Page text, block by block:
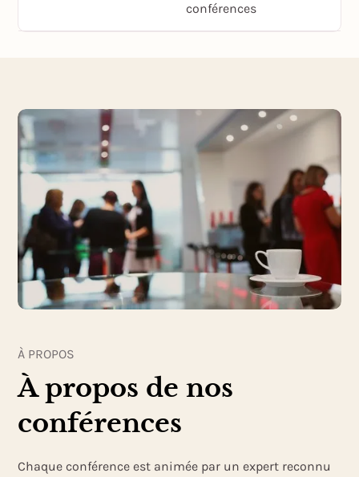
conférences
À PROPOS
À propos de nos
conférences
Chaque conférence est animée par un expert reconnu